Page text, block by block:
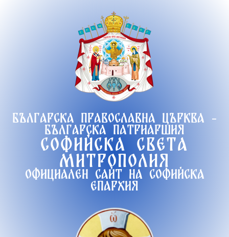
Българска православна църква -
Българска патриаршия
Софийска света
митрополия
Официален сайт на софийска
епархия